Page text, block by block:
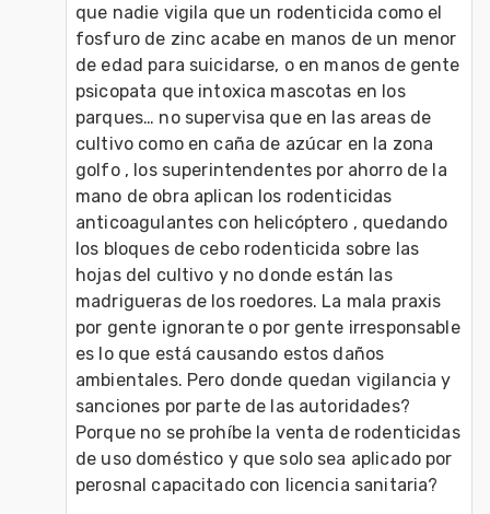
que nadie vigila que un rodenticida como el
fosfuro de zinc acabe en manos de un menor
de edad para suicidarse, o en manos de gente
psicopata que intoxica mascotas en los
parques… no supervisa que en las areas de
cultivo como en caña de azúcar en la zona
golfo , los superintendentes por ahorro de la
mano de obra aplican los rodenticidas
anticoagulantes con helicóptero , quedando
los bloques de cebo rodenticida sobre las
hojas del cultivo y no donde están las
madrigueras de los roedores. La mala praxis
por gente ignorante o por gente irresponsable
es lo que está causando estos daños
ambientales. Pero donde quedan vigilancia y
sanciones por parte de las autoridades?
Porque no se prohíbe la venta de rodenticidas
de uso doméstico y que solo sea aplicado por
perosnal capacitado con licencia sanitaria?